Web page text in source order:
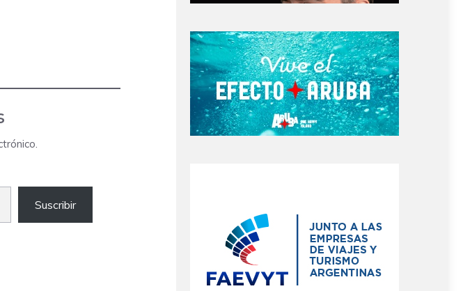
Suscribir